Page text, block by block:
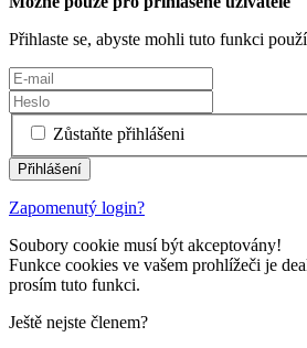
Přihlaste se, abyste mohli tuto funkci
Zůstaňte přihlášeni
Zapomenutý login?
Soubory cookie musí být akceptovány!
Funkce cookies ve vašem prohlížeči je
prosím tuto funkci.
Ještě nejste členem?